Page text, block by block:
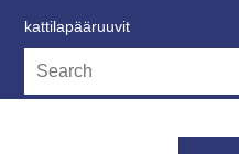
kattilapääruuvit